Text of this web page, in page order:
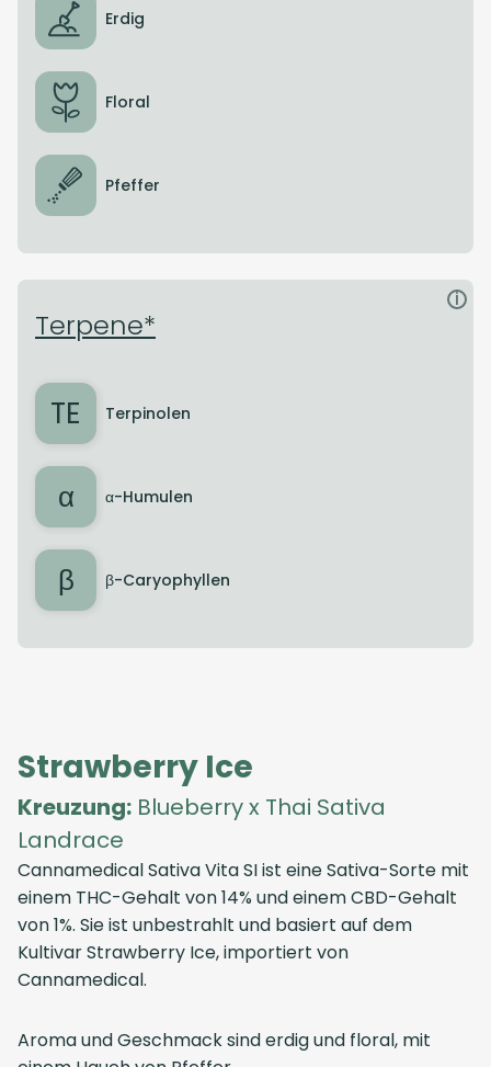
Erdig
Floral
Pfeffer
Terpene*
i
TE Terpinolen
α α-Humulen
β β-Caryophyllen
Strawberry Ice
Kreuzung: Blueberry x Thai Sativa
Landrace
Cannamedical Sativa Vita SI ist eine Sativa-Sorte mit
einem THC-Gehalt von 14% und einem CBD-Gehalt
von 1%. Sie ist unbestrahlt und basiert auf dem
Kultivar Strawberry Ice, importiert von
Cannamedical.
Aroma und Geschmack sind erdig und floral, mit